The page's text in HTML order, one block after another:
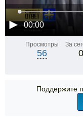
00:00
Просмотры
56
За
0
Поддержите